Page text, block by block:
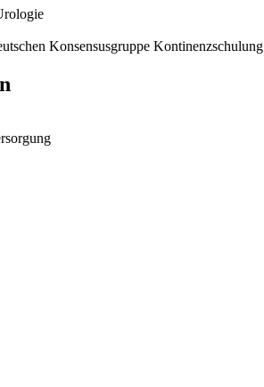
Konsensusgruppe Kontinenzschulung